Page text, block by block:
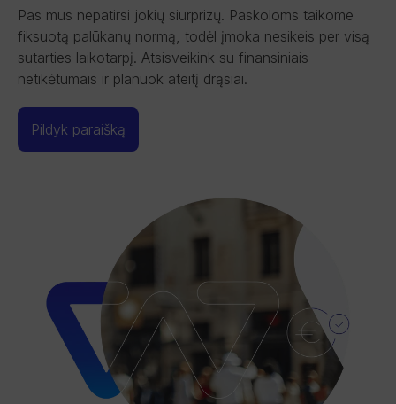
Pas mus nepatirsi jokių siurprizų. Paskoloms taikome
fiksuotą palūkanų normą, todėl įmoka nesikeis per visą
sutarties laikotarpį. Atsisveikink su finansiniais
netikėtumais ir planuok ateitį drąsiai.
Pildyk paraišką